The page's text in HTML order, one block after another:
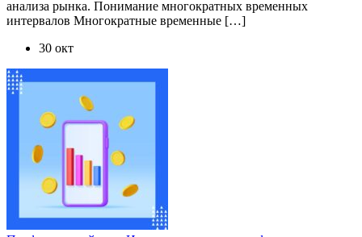
анализа рынка. Понимание многократных временных
интервалов Многократные временные […]
30 окт